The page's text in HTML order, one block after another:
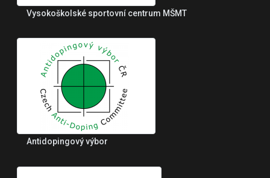
Vysokoškolské sportovní centrum MŠMT
Antidopingový výbor